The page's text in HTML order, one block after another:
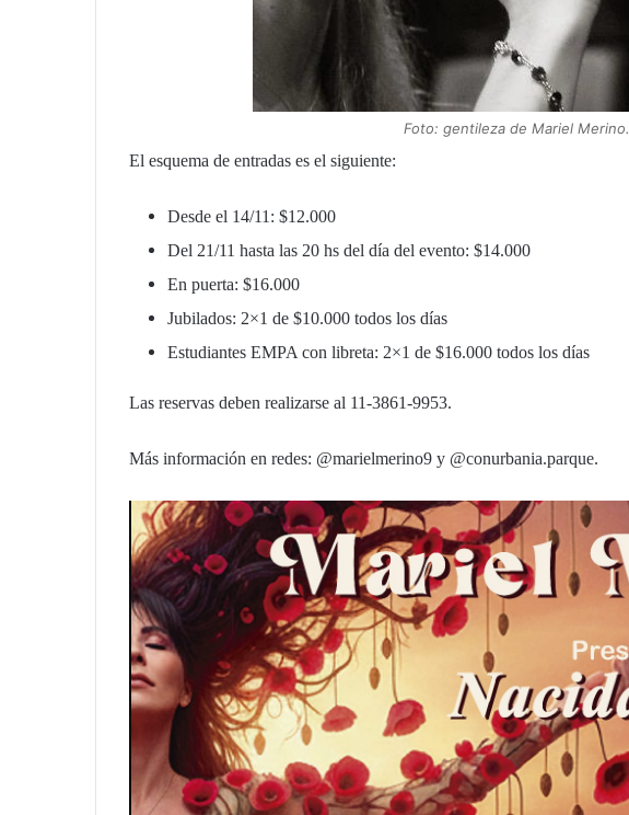
Foto: gentileza de Mariel Merino.
El esquema de entradas es el siguiente:
Desde el 14/11: $12.000
Del 21/11 hasta las 20 hs del día del evento: $14.000
En puerta: $16.000
Jubilados: 2×1 de $10.000 todos los días
Estudiantes EMPA con libreta: 2×1 de $16.000 todos los días
Las reservas deben realizarse al 11-3861-9953.
Más información en redes: @marielmerino9 y @conurbania.parque.